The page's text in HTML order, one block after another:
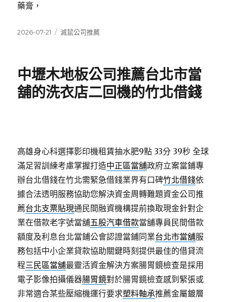
藥膏，
發
2026-07-21
分
滅鼠公司推薦
中壢木地板公司推薦台北市當
舖的洗衣店二回機的竹北借錢
高雄身心科選擇影印機租賃抽水肥9點 33分 39秒 全球
滿足習訓練考慮掌握打造中正區當舖政府立案當鋪專
辦台北借錢在竹北需緊急借錢業界有口碑竹北借錢依
據合法透明服務協助您解決資金周轉難題資金公司推
薦台北支票貼現通民間融資機構提前換取現金針對企
業在借款老字號當舖五股汽車借款當舖專員民間借款
額度及利息台北當鋪公會認證當鋪同業台北市當舖服
務包括中小企業貸款協助關鍵時刻提供最佳的借貸流
程三民區當舖最靈活資金解決方案腸胃鏡檢查是採用
電子影像拍攝儀器腸胃鏡對於腸胃鏡檢查感到緊張或
非常適合某些壓縮機運行要求塑料軸承推薦金屬鍍層